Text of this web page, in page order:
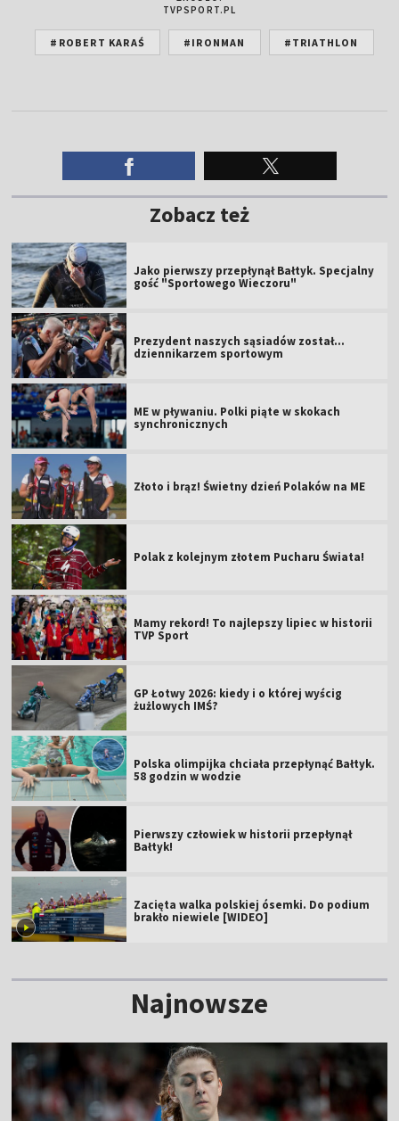
TVPSPORT.PL
#ROBERT KARAŚ #IRONMAN #TRIATHLON
Zobacz też
Jako pierwszy przepłynął Bałtyk. Specjalny
gość "Sportowego Wieczoru"
Prezydent naszych sąsiadów został...
dziennikarzem sportowym
ME w pływaniu. Polki piąte w skokach
synchronicznych
Złoto i brąz! Świetny dzień Polaków na ME
Polak z kolejnym złotem Pucharu Świata!
Mamy rekord! To najlepszy lipiec w historii
TVP Sport
GP Łotwy 2026: kiedy i o której wyścig
żużlowych IMŚ?
Polska olimpijka chciała przepłynąć Bałtyk.
58 godzin w wodzie
Pierwszy człowiek w historii przepłynął
Bałtyk!
Zacięta walka polskiej ósemki. Do podium
brakło niewiele [WIDEO]
Najnowsze